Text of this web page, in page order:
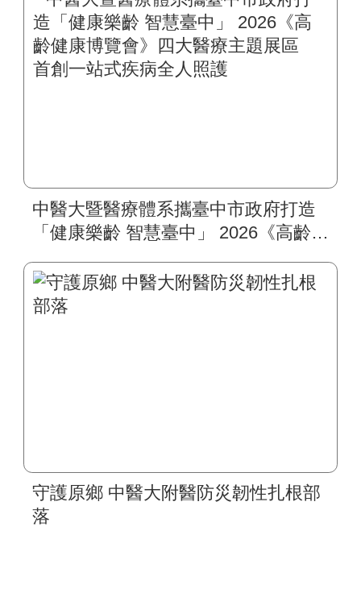
中醫大暨醫療體系攜臺中市政府打造
「健康樂齡 智慧臺中」 2026《高齡健
一站式疾病全人照護
守護原鄉 中醫大附醫防災韌性扎根部
落